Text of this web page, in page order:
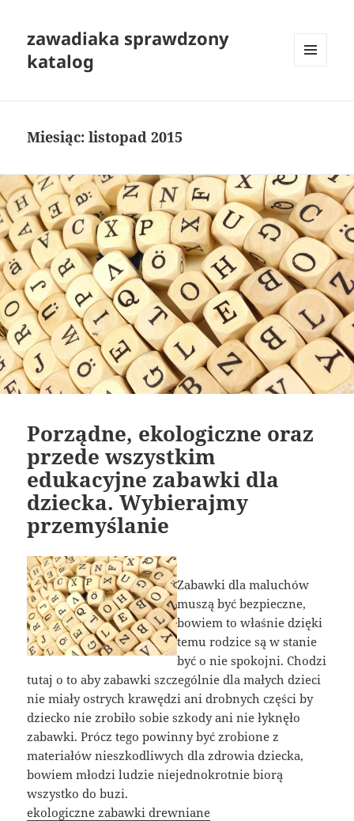
zawadiaka sprawdzony
katalog
Miesiąc:listopad 2015
Porządne, ekologiczne oraz
przede wszystkim
edukacyjne zabawki dla
dziecka. Wybierajmy
przemyślanie
Zabawki dla maluchów
muszą być bezpieczne,
bowiem to właśnie dzięki
temu rodzice są w stanie
być o nie spokojni. Chodzi
tutaj o to aby zabawki szczególnie dla małych dzieci
nie miały ostrych krawędzi ani drobnych części by
dziecko nie zrobiło sobie szkody ani nie łyknęło
zabawki. Prócz tego powinny być zrobione z
materiałów nieszkodliwych dla zdrowia dziecka,
bowiem młodzi ludzie niejednokrotnie biorą
wszystko do buzi.
ekologiczne zabawki drewniane